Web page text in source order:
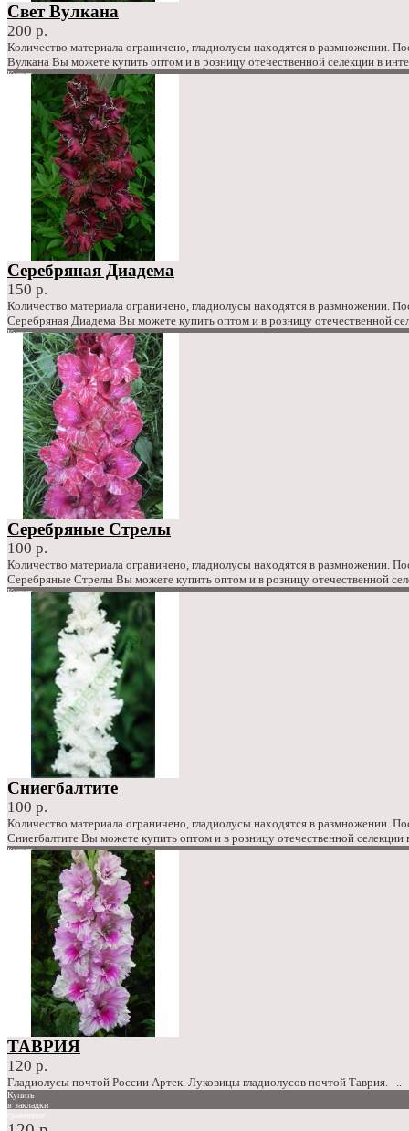
Свет Вулкана
200 р.
Количество материала ограничено, гладиолусы находятся в размножении.
Вулкана Вы можете купить оптом и в розницу отечественной селекции в
Купить
в закладки
сравнение
200 р.
Серебряная Диадема
150 р.
Количество материала ограничено, гладиолусы находятся в размножении.
Серебряная Диадема Вы можете купить оптом и в розницу отечественной
Купить
в закладки
сравнение
150 р.
Серебряные Стрелы
100 р.
Количество материала ограничено, гладиолусы находятся в размножении.
Серебряные Стрелы Вы можете купить оптом и в розницу отечественной
Купить
в закладки
сравнение
100 р.
Сниегбалтите
100 р.
Количество материала ограничено, гладиолусы находятся в размножении.
Сниегбалтите Вы можете купить оптом и в розницу отечественной
Купить
в закладки
сравнение
100 р.
ТАВРИЯ
120 р.
Гладиолусы почтой России Артек. Луковицы гладиолусов почтой Таврия. ..
Купить
в закладки